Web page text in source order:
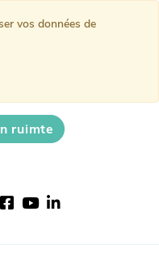
ruimte
Facebook
YouTube
LinkedIn
vos données de